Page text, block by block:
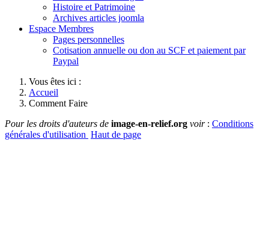
Histoire et Patrimoine
Archives articles joomla
Espace Membres
Pages personnelles
Cotisation annuelle ou don au SCF et paiement par
Paypal
Vous êtes ici :
Accueil
Comment Faire
Pour les droits d'auteurs de image-en-relief.org voir: Conditions
générales d'utilisation Haut de page